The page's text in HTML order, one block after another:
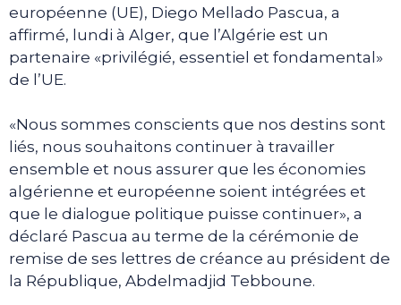
européenne (UE), Diego Mellado Pascua, a
affirmé, lundi à Alger, que l’Algérie est un
partenaire «privilégié, essentiel et fondamental»
de l’UE.
«Nous sommes conscients que nos destins sont
liés, nous souhaitons continuer à travailler
ensemble et nous assurer que les économies
algérienne et européenne soient intégrées et
que le dialogue politique puisse continuer», a
déclaré Pascua au terme de la cérémonie de
remise de ses lettres de créance au président de
la République, Abdelmadjid Tebboune.